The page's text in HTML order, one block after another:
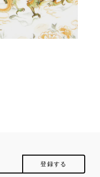
登録する